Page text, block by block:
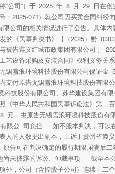
“公司”）于 2025 年 8 月 29 日在创
：2025-071）就公司因买卖合同纠纷
限公司的相关情况进行了公告。具体
的《民事判决书》【（2025）黔
被告遵义红城市政集团有限公司于
艺设备采购及安装合同》权利义务
锡雪浪环境科技股份有限公司保证
支付原告无锡雪浪环境科技股份有限
技股份有限公司、苏华建设集团有
《中华人民共和国民事诉讼法》第二
，由原告无锡雪浪环境科技股份
限公 司负担 如不服本判决，可以
人的人数提出副本，上诉于贵州省遵
可在判决确定的履行期限届满后二
未披露的诉讼、仲裁事项 截至本公
外，公司（含控股子公司）连续十二